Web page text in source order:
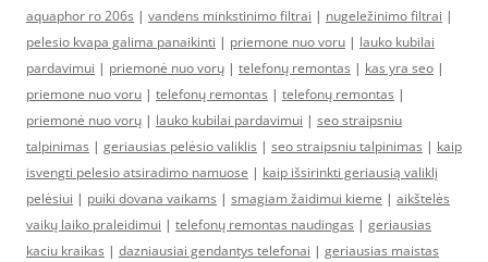
aquaphor ro 206s | vandens minkstinimo filtrai | nugeležinimo filtrai |
pelesio kvapa galima panaikinti | priemone nuo voru | lauko kubilai
pardavimui | priemonė nuo vorų | telefonų remontas | kas yra seo |
priemone nuo voru | telefonų remontas | telefonų remontas |
priemonė nuo vorų | lauko kubilai pardavimui | seo straipsniu
talpinimas | geriausias pelėsio valiklis | seo straipsniu talpinimas | kaip
isvengti pelesio atsiradimo namuose | kaip išsirinkti geriausią valiklį
pelėsiui | puiki dovana vaikams | smagiam žaidimui kieme | aikštelės
vaikų laiko praleidimui | telefonų remontas naudingas | geriausias
kaciu kraikas | dazniausiai gendantys telefonai | geriausias maistas